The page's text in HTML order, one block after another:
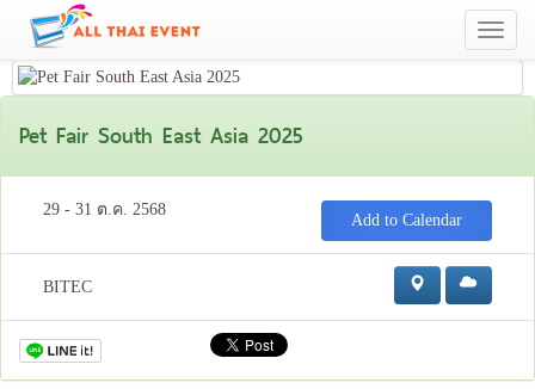
Toggle
Pet Fair South East Asia 2025
29 - 31 ต.ค. 2568
Add to Calendar
BITEC